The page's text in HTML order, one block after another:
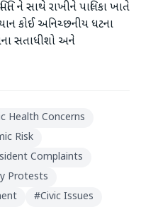
ને સાથે રાખીને પાલિકા ખાતે
કોઈ અનિચ્છનીય ધટના
સતાધીશો અને
Health Concerns
Risk
Complaints
Protests
#Civic Issues